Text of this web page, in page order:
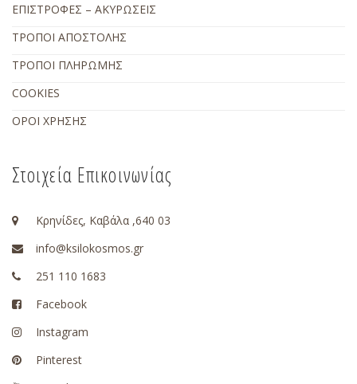
ΕΠΙΣΤΡΟΦΕΣ – ΑΚΥΡΩΣΕΙΣ
ΤΡΟΠΟΙ ΑΠΟΣΤΟΛΗΣ
ΤΡΟΠΟΙ ΠΛΗΡΩΜΗΣ
COOKIES
ΟΡΟΙ ΧΡΗΣΗΣ
Στοιχεία Επικοινωνίας
Κρηνίδες, Καβάλα ,640 03
info@ksilokosmos.gr
251 110 1683
Facebook
Instagram
Pinterest